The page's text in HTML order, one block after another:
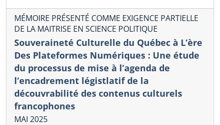
MÉMOIRE PRÉSENTÉ COMME EXIGENCE PARTIELLE
DE LA MAITRISE EN SCIENCE POLITIQUE
Souveraineté Culturelle du Québec à L’ère
Des Plateformes Numériques : Une étude
du processus de mise à l’agenda de
l’encadrement légistlatif de la
découvrabilité des contenus culturels
francophones
MAI 2025